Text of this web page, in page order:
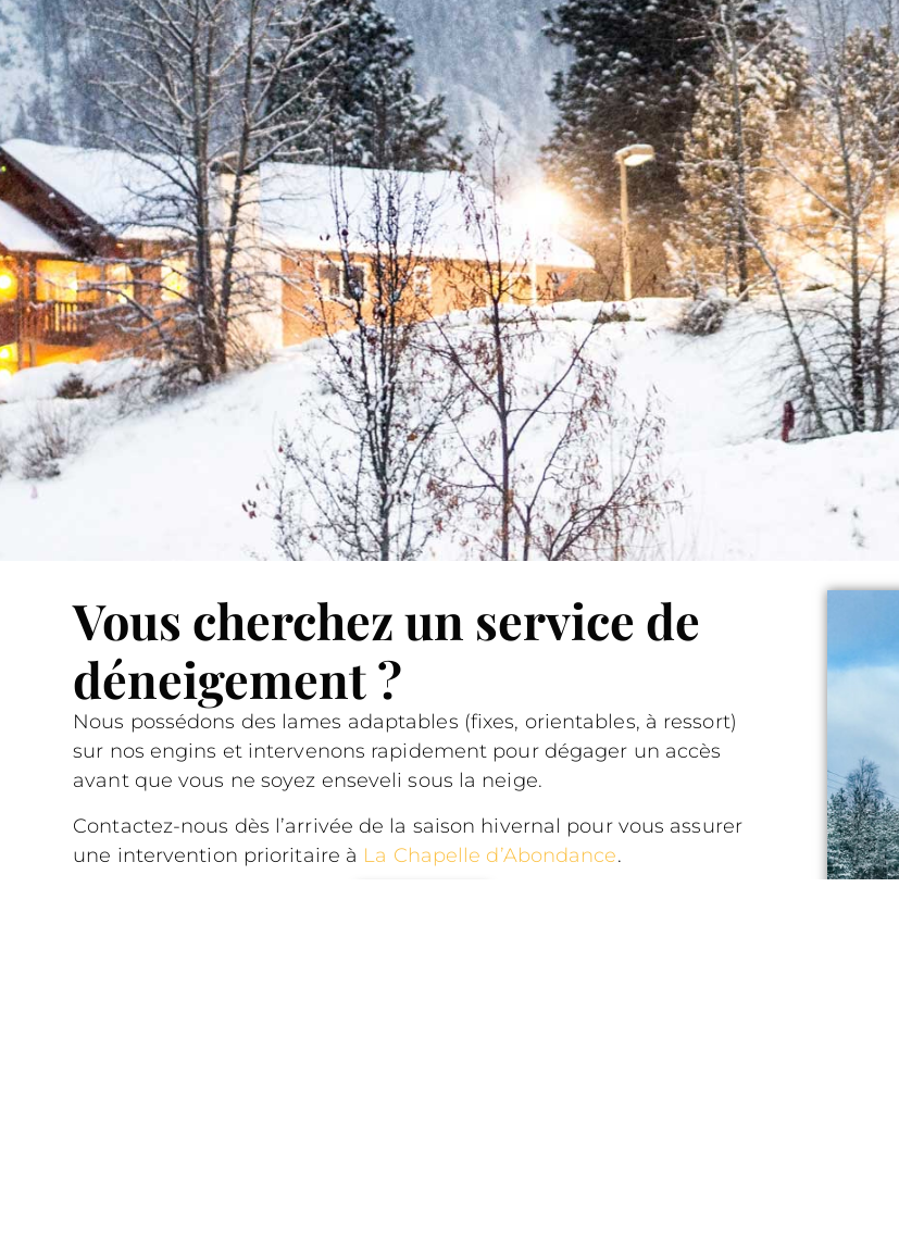
Vous cherchez un service de
déneigement ?
Nous possédons des lames adaptables (fixes, orientables, à ressort)
sur nos engins et intervenons rapidement pour dégager un accès
avant que vous ne soyez enseveli sous la neige.
Contactez-nous dès l’arrivée de la saison hivernal pour vous assurer
une intervention prioritaire à La Chapelle d’Abondance.